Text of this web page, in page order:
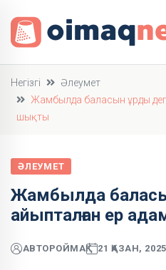
Негізгі
Әлеумет
Жамбылда баласын ұрды деп
шықты
ӘЛЕУМЕТ
Жамбылда
айыпталған ер
АВТОРОЙМАҚ 21 ҚАЗАН, 2025